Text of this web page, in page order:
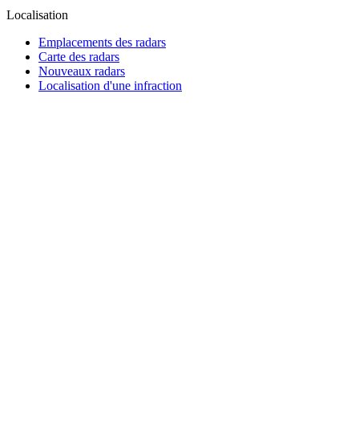
Localisation
Emplacements des radars
Carte des radars
Nouveaux radars
Localisation d'une infraction